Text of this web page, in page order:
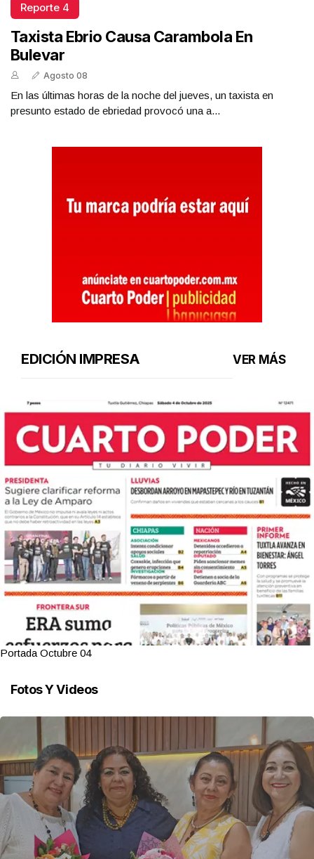
Reporte 4
Taxista Ebrio Causa Carambola En
Bulevar
Agosto 08
En las últimas horas de la noche del jueves, un taxista en
presunto estado de ebriedad provocó una a...
EDICIÓN IMPRESA VER MÁS
Portada Octubre 04
Fotos Y Videos